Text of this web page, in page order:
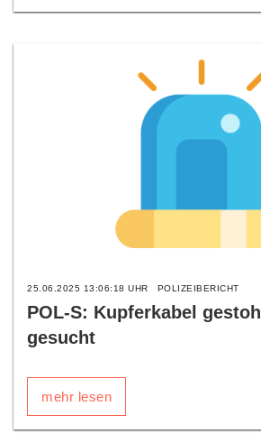
25.06.2025 13:06:18 UHR POLIZEIBERICHT
POL-S: Kupferkabel
gesucht
mehr lesen